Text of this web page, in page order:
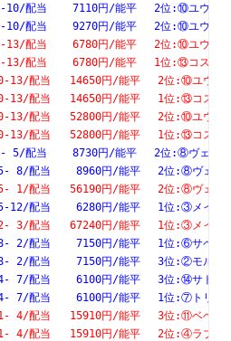
10/配当    7110円/能平　 2位:⑩ユウゲ
10/配当    9270円/能平　 2位:⑩ユウゲ
13/配当    6780円/能平　 2位:⑩ユウゲ
13/配当    6780円/能平　 1位:⑬コスモ
13/配当   14650円/能平　 2位:⑩ユウゲ
13/配当   14650円/能平　 1位:⑬コスモ
13/配当   52800円/能平　 2位:⑩ユウゲ
13/配当   52800円/能平　 1位:⑬コスモ
5/配当    8730円/能平　 2位:⑧ヴェント
8/配当    8960円/能平　 2位:⑧ヴェント
1/配当   56190円/能平　 2位:⑧ヴェント
12/配当    6280円/能平　 1位:③メイシ
3/配当   67240円/能平　 1位:③メイシ
6- 8- 2/配当    7150円/能平
6- 8- 2/配当    7150円/能
14- 7/配当    6100円/能平　
14- 7/配当    6100円/能平　
]: 3-11- 4/配当   15910円/
11- 4/配当   15910円/能平　